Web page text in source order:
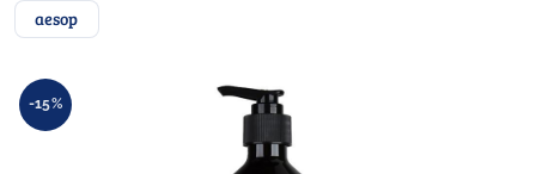
aesop
-15%